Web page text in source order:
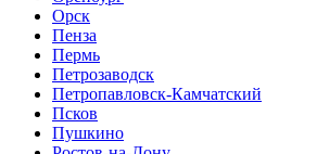
Орск
Пенза
Пермь
Петрозаводск
Петропавловск-Камчатский
Псков
Пушкино